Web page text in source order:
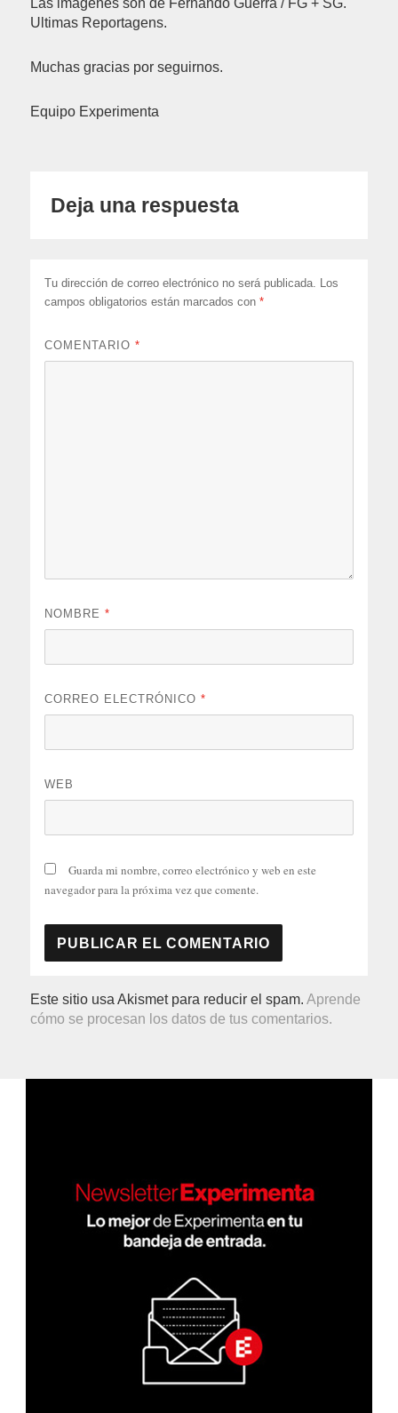
Las imágenes son de Fernando Guerra / FG + SG.
Ultimas Reportagens.
Muchas gracias por seguirnos.
Equipo Experimenta
Deja una respuesta
Tu dirección de correo electrónico no será publicada. Los
campos obligatorios están marcados con*
COMENTARIO*
NOMBRE*
CORREO ELECTRÓNICO*
WEB
Guarda mi nombre, correo electrónico y web en este
navegador para la próxima vez que comente.
Este sitio usa Akismet para reducir el spam.Aprende
cómo se procesan los datos de tus comentarios.